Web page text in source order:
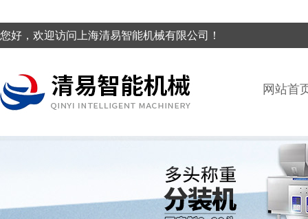
您好，欢迎访问上海清易智能机械有限公司！
网站首